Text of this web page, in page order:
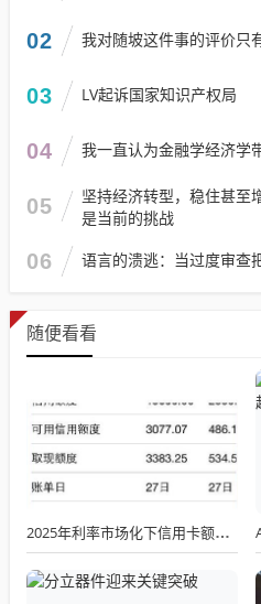
02 我对随坡这件事的评价只
03 LV起诉国家知识产权局
04 我一直认为金融学经济学
05
坚持经济转型，稳住甚至
是当前的挑战
06 语言的溃逃：当过度审查
随便看看
2025年利率市场化下信用卡额度管理新逻辑：科学提额与信用价值深度解析